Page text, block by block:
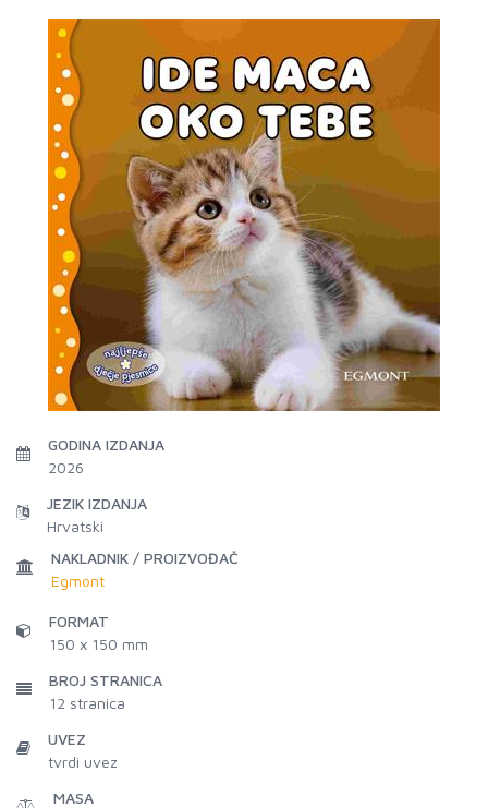
GODINA IZDANJA
2026
JEZIK IZDANJA
Hrvatski
NAKLADNIK / PROIZVOĐAČ
Egmont
FORMAT
150 x 150 mm
BROJ STRANICA
12 stranica
UVEZ
tvrdi uvez
MASA